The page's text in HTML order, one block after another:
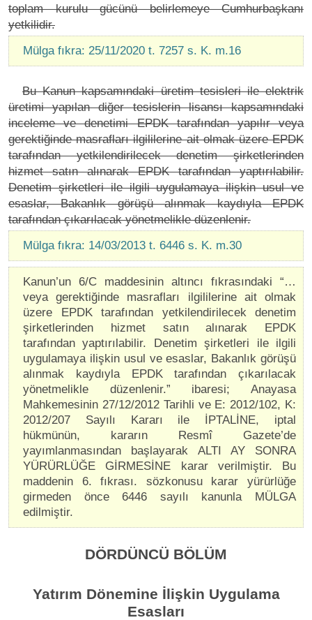
toplam kurulu gücünü belirlemeye Cumhurbaşkanı
yetkilidir.
Mülga fıkra: 25/11/2020 t. 7257 s. K. m.16
Bu Kanun kapsamındaki üretim tesisleri ile elektrik
üretimi yapılan diğer tesislerin lisansı kapsamındaki
inceleme ve denetimi EPDK tarafından yapılır veya
gerektiğinde masrafları ilgililerine ait olmak üzere EPDK
tarafından yetkilendirilecek denetim şirketlerinden
hizmet satın alınarak EPDK tarafından yaptırılabilir.
Denetim şirketleri ile ilgili uygulamaya ilişkin usul ve
esaslar, Bakanlık görüşü alınmak kaydıyla EPDK
tarafından çıkarılacak yönetmelikle düzenlenir.
Mülga fıkra: 14/03/2013 t. 6446 s. K. m.30
Kanun’un 6/C maddesinin altıncı fıkrasındaki “…
veya gerektiğinde masrafları ilgililerine ait olmak
üzere EPDK tarafından yetkilendirilecek denetim
şirketlerinden hizmet satın alınarak EPDK
tarafından yaptırılabilir. Denetim şirketleri ile ilgili
uygulamaya ilişkin usul ve esaslar, Bakanlık görüşü
alınmak kaydıyla EPDK tarafından çıkarılacak
yönetmelikle düzenlenir.” ibaresi; Anayasa
Mahkemesinin 27/12/2012 Tarihli ve E: 2012/102, K:
2012/207 Sayılı Kararı ile İPTALİNE, iptal
hükmünün, kararın Resmî Gazete’de
yayımlanmasından başlayarak ALTI AY SONRA
YÜRÜRLÜĞE GİRMESİNE karar verilmiştir. Bu
maddenin 6. fıkrası. sözkonusu karar yürürlüğe
girmeden önce 6446 sayılı kanunla MÜLGA
edilmiştir.
DÖRDÜNCÜ BÖLÜM
Yatırım Dönemine İlişkin Uygulama
Esasları